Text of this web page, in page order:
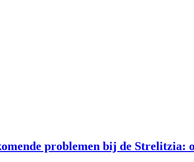
problemen bij de Strelitzia: